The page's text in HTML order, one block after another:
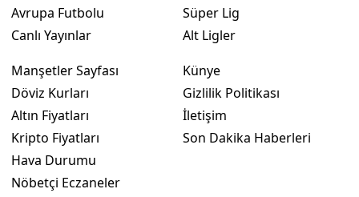
Avrupa Futbolu
Canlı Yayınlar
Süper Lig
Alt Ligler
Manşetler Sayfası
Döviz Kurları
Altın Fiyatları
Kripto Fiyatları
Hava Durumu
Nöbetçi Eczaneler
Künye
Gizlilik Politikası
İletişim
Son Dakika Haberleri